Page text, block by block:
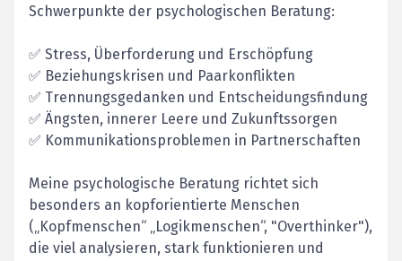
Schwerpunkte der psychologischen Beratung:
✅ Stress, Überforderung und Erschöpfung
✅ Beziehungskrisen und Paarkonflikten
✅ Trennungsgedanken und Entscheidungsfindung
✅ Ängsten, innerer Leere und Zukunftssorgen
✅ Kommunikationsproblemen in Partnerschaften
Meine psychologische Beratung richtet sich
besonders an kopforientierte Menschen
(„Kopfmenschen“ „Logikmenschen“, "Overthinker"),
die viel analysieren, stark funktionieren und